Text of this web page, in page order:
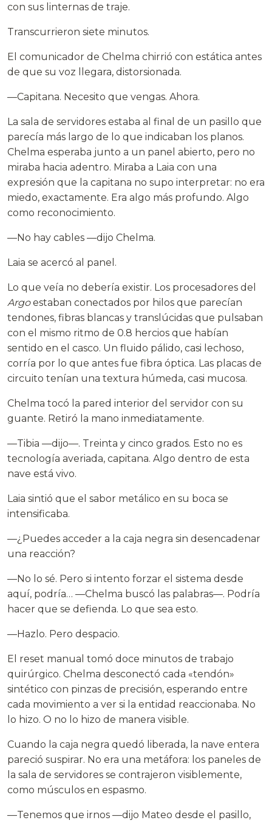
con sus linternas de traje.
Transcurrieron siete minutos.
El comunicador de Chelma chirrió con estática antes
de que su voz llegara, distorsionada.
—Capitana. Necesito que vengas. Ahora.
La sala de servidores estaba al final de un pasillo que
parecía más largo de lo que indicaban los planos.
Chelma esperaba junto a un panel abierto, pero no
miraba hacia adentro. Miraba a Laia con una
expresión que la capitana no supo interpretar: no era
miedo, exactamente. Era algo más profundo. Algo
como reconocimiento.
—No hay cables —dijo Chelma.
Laia se acercó al panel.
Lo que veía no debería existir. Los procesadores del
Argoestaban conectados por hilos que parecían
tendones, fibras blancas y translúcidas que pulsaban
con el mismo ritmo de 0.8 hercios que habían
sentido en el casco. Un fluido pálido, casi lechoso,
corría por lo que antes fue fibra óptica. Las placas de
circuito tenían una textura húmeda, casi mucosa.
Chelma tocó la pared interior del servidor con su
guante. Retiró la mano inmediatamente.
—Tibia —dijo—. Treinta y cinco grados. Esto no es
tecnología averiada, capitana. Algo dentro de esta
nave está vivo.
Laia sintió que el sabor metálico en su boca se
intensificaba.
—¿Puedes acceder a la caja negra sin desencadenar
una reacción?
—No lo sé. Pero si intento forzar el sistema desde
aquí, podría… —Chelma buscó las palabras—. Podría
hacer que se defienda. Lo que sea esto.
—Hazlo. Pero despacio.
El reset manual tomó doce minutos de trabajo
quirúrgico. Chelma desconectó cada «tendón»
sintético con pinzas de precisión, esperando entre
cada movimiento a ver si la entidad reaccionaba. No
lo hizo. O no lo hizo de manera visible.
Cuando la caja negra quedó liberada, la nave entera
pareció suspirar. No era una metáfora: los paneles de
la sala de servidores se contrajeron visiblemente,
como músculos en espasmo.
—Tenemos que irnos —dijo Mateo desde el pasillo,